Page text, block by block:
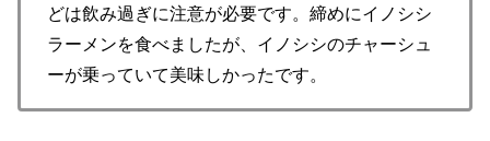
どは飲み過ぎに注意が必要です。締めにイノシシ
ラーメンを食べましたが、イノシシのチャーシュ
ーが乗っていて美味しかったです。